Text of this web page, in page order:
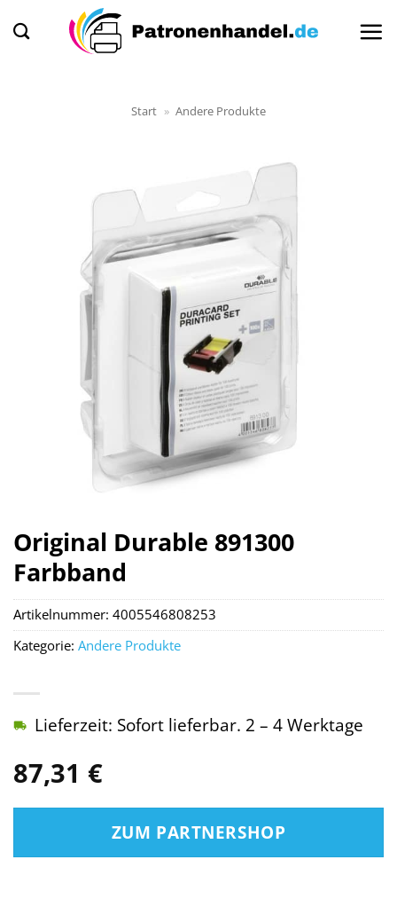
Inhalt
Start » Andere Produkte
Original Durable 891300
Farbband
87,31 €
Lieferzeit: Sofort lieferbar. 2 – 4 Werktage
ZUM PARTNERSHOP
Artikelnummer: 4005546808253
Kategorie: Andere Produkte